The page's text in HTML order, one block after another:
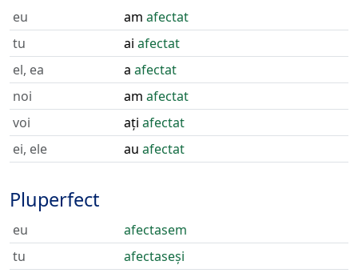
eu am afectat
tu
ai afectat
el, ea
a afectat
noi
am afectat
voi
ați afectat
ei, ele
au afectat
Pluperfect
eu
afectasem
tu
afectaseși